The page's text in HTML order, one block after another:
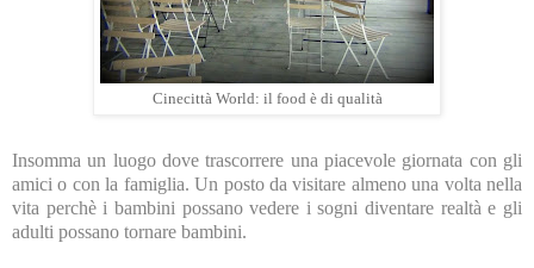
Cinecittà World: il food è di qualità
Insomma un luogo dove trascorrere una piacevole giornata con gli
amici o con la famiglia. Un posto da visitare almeno una volta nella
vita perchè i bambini possano vedere i sogni diventare realtà e gli
adulti possano tornare bambini.